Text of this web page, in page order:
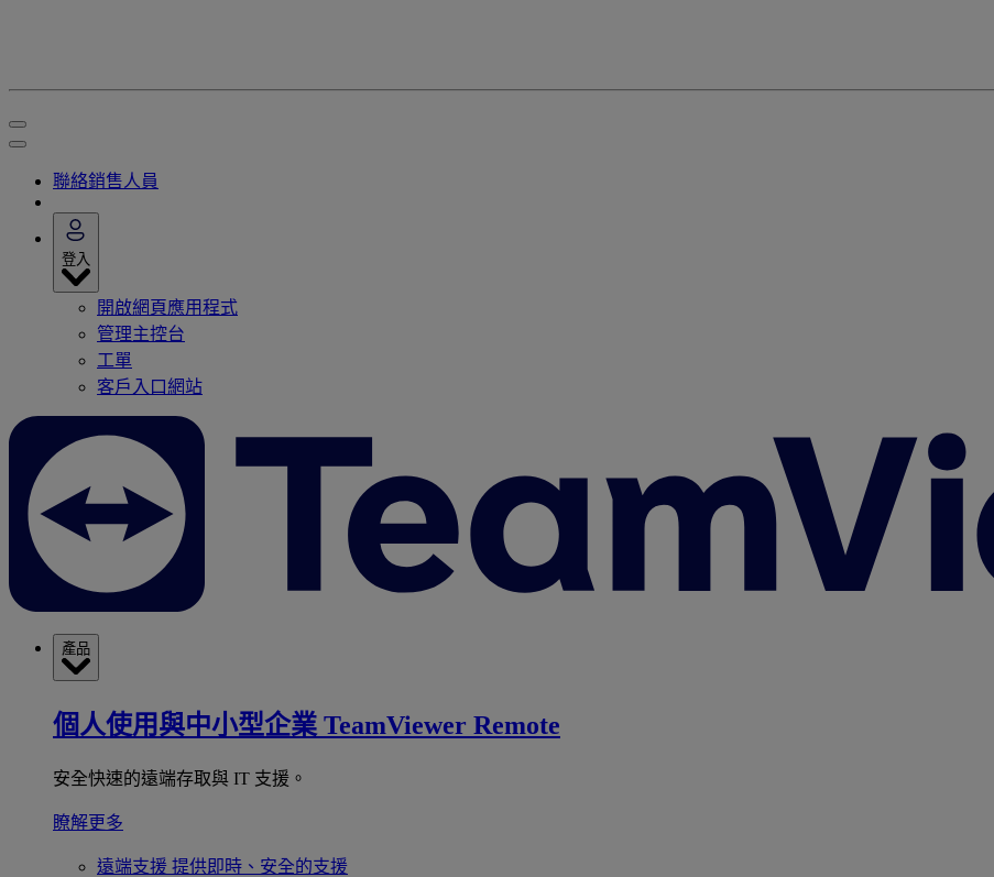
聯絡銷售人員
登入
開啟網頁應用程式
管理主控台
工單
客戶入口網站
產品
個人使用與中小型企業 TeamViewer Remote
安全快速的遠端存取與 IT 支援。
瞭解更多
遠端支援 提供即時、安全的支援